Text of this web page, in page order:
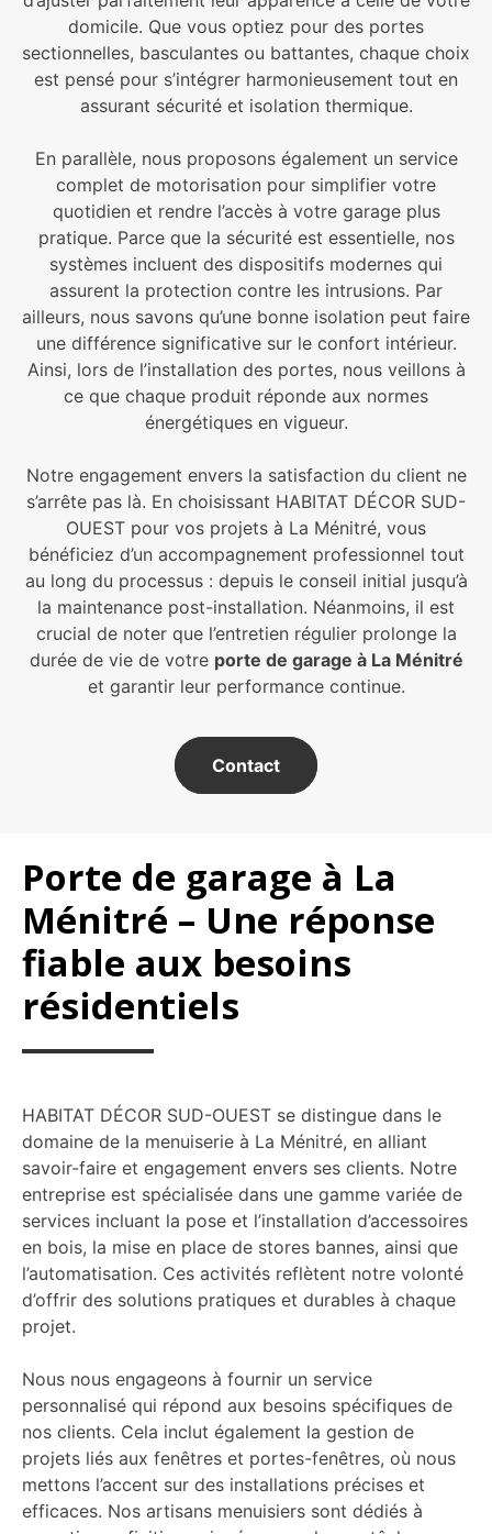
domicile. Que vous optiez pour des portes
sectionnelles, basculantes ou battantes, chaque choix
est pensé pour s’intégrer harmonieusement tout en
assurant sécurité et isolation thermique.
En parallèle, nous proposons également un service
complet de motorisation pour simplifier votre
quotidien et rendre l’accès à votre garage plus
pratique. Parce que la sécurité est essentielle, nos
systèmes incluent des dispositifs modernes qui
assurent la protection contre les intrusions. Par
ailleurs, nous savons qu’une bonne isolation peut faire
une différence significative sur le confort intérieur.
Ainsi, lors de l’installation des portes, nous veillons à
ce que chaque produit réponde aux normes
énergétiques en vigueur.
Notre engagement envers la satisfaction du client ne
s’arrête pas là. En choisissant HABITAT DÉCOR SUD-
OUEST pour vos projets à La Ménitré, vous
bénéficiez d’un accompagnement professionnel tout
au long du processus : depuis le conseil initial jusqu’à
la maintenance post-installation. Néanmoins, il est
crucial de noter que l’entretien régulier prolonge la
durée de vie de votre porte de garage à La Ménitré
et garantir leur performance continue.
Contact
Porte de garage à La
Ménitré – Une réponse
fiable aux besoins
résidentiels
HABITAT DÉCOR SUD-OUEST se distingue dans le
domaine de la menuiserie à La Ménitré, en alliant
savoir-faire et engagement envers ses clients. Notre
entreprise est spécialisée dans une gamme variée de
services incluant la pose et l’installation d’accessoires
en bois, la mise en place de stores bannes, ainsi que
l’automatisation. Ces activités reflètent notre volonté
d’offrir des solutions pratiques et durables à chaque
projet.
Nous nous engageons à fournir un service
personnalisé qui répond aux besoins spécifiques de
nos clients. Cela inclut également la gestion de
projets liés aux fenêtres et portes-fenêtres, où nous
mettons l’accent sur des installations précises et
efficaces. Nos artisans menuisiers sont dédiés à